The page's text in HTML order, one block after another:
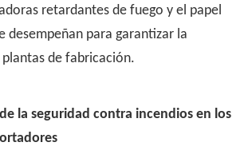
retardantes de fuego y el papel
desempeñan para garantizar la
plantas de fabricación.
la seguridad contra incendios en los